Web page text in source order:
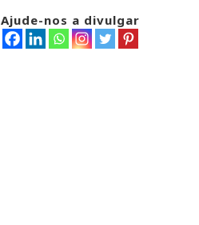
Ajude-nos a divulgar